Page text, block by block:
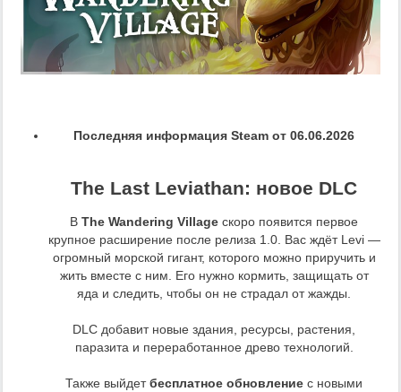
Последняя информация Steam от 06.06.2026
The Last Leviathan: новое DLC
В The Wandering Village скоро появится первое
крупное расширение после релиза 1.0. Вас ждёт Levi —
огромный морской гигант, которого можно приручить и
жить вместе с ним. Его нужно кормить, защищать от
яда и следить, чтобы он не страдал от жажды.
DLC добавит новые здания, ресурсы, растения,
паразита и переработанное древо технологий.
Также выйдетбесплатное обновление с новыми